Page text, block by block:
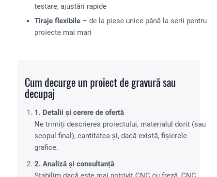
testare, ajustări rapide
Tiraje flexibile – de la piese unice până la serii pentru
proiecte mai mari
Cum decurge un proiect de gravură sau
decupaj
1. Detalii și cerere de ofertă
Ne trimiți descrierea proiectului, materialul dorit (sau
scopul final), cantitatea și, dacă există, fișierele
grafice.
2. Analiză și consultanță